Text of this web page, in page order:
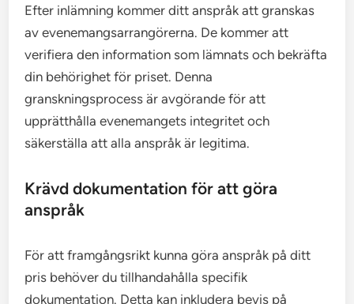
Efter inlämning kommer ditt anspråk att granskas
av evenemangsarrangörerna. De kommer att
verifiera den information som lämnats och bekräfta
din behörighet för priset. Denna
granskningsprocess är avgörande för att
upprätthålla evenemangets integritet och
säkerställa att alla anspråk är legitima.
Krävd dokumentation för att göra
anspråk
För att framgångsrikt kunna göra anspråk på ditt
pris behöver du tillhandahålla specifik
dokumentation. Detta kan inkludera bevis på